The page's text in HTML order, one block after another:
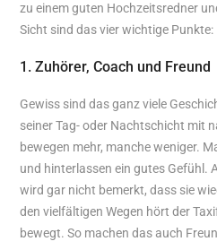
zu einem guten Hochzeitsredner
Sicht sind das vier wichtige Punkte:
1. Zuhörer, Coach und Freund
Gewiss sind das ganz viele
seiner Tag- oder Nachtschicht mit
bewegen mehr, manche weniger.
und hinterlassen ein gutes Gefühl.
wird gar nicht bemerkt, dass sie
den vielfältigen Wegen hört der
bewegt. So machen das auch